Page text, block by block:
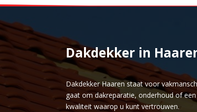
Dakdekker in
Dakdekker Haaren staat voor
gaat om dakreparatie, onderhoud of
kwaliteit waarop u kunt vertrouwen.